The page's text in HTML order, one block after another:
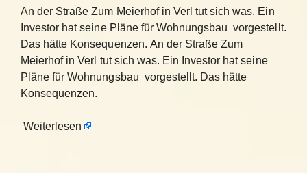
An der Straße Zum Meierhof in Verl tut sich was. Ein
Investor hat seine Pläne für Wohnungsbau vorgestellt.
Das hätte Konsequenzen. An der Straße Zum
Meierhof in Verl tut sich was. Ein Investor hat seine
Pläne für Wohnungsbau vorgestellt. Das hätte
Konsequenzen.
Weiterlesen